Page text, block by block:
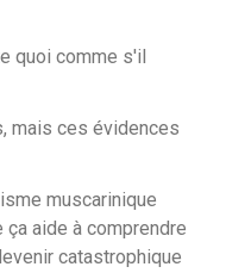
quoi comme s'il
mais ces évidences
muscarinique
aide à comprendre
catastrophique